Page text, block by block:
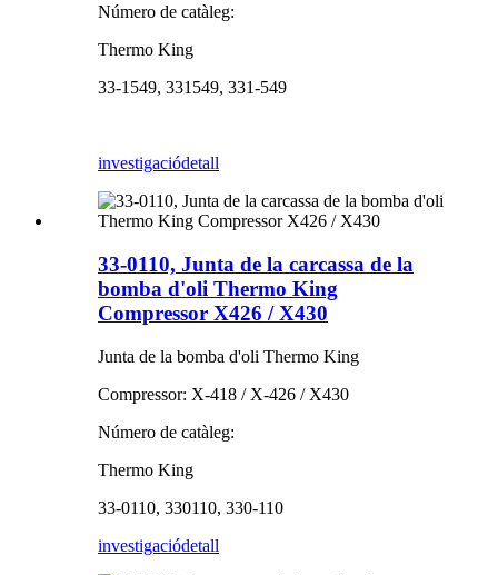
Número de catàleg:
Thermo King
33-1549, 331549, 331-549
investigaciódetall
33-0110, Junta de la carcassa de la
bomba d'oli Thermo King
Compressor X426 / X430
Junta de la bomba d'oli Thermo King
Compressor: X-418 / X-426 / X430
Número de catàleg:
Thermo King
33-0110, 330110, 330-110
investigaciódetall